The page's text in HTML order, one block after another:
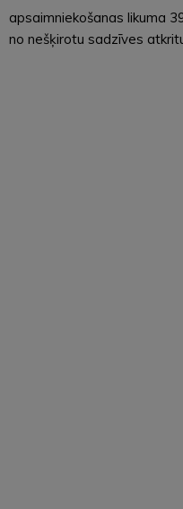
apsaimniekošanas likuma
no nešķirotu sadzīves